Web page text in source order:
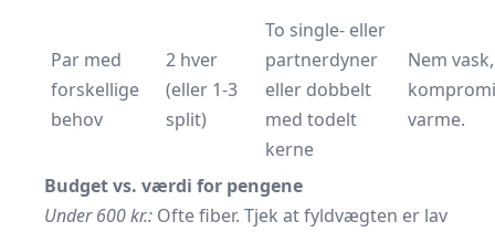
Par med
forskellige
behov
2 hver
(eller 1-3
split)
To single- eller
partnerdyner
eller dobbelt
med todelt
kerne
Nem
varme.
Budget vs. værdi for pengene
Under 600 kr.: Ofte fiber. Tjek at fyldvægten er lav